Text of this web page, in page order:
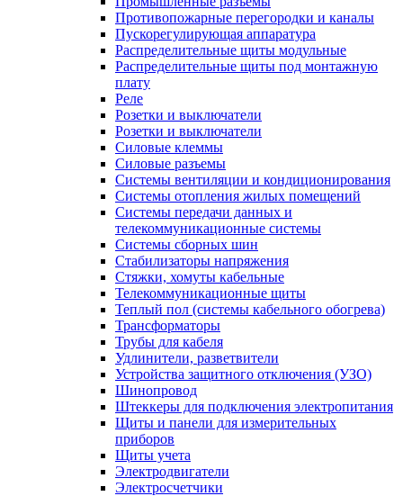
Противопожарные перегородки и каналы
Пускорегулирующая аппаратура
Распределительные щиты модульные
Распределительные щиты под монтажную
плату
Реле
Розетки и выключатели
Розетки и выключатели
Силовые клеммы
Силовые разъемы
Системы вентиляции и кондиционирования
Системы отопления жилых помещений
Системы передачи данных и
телекоммуникационные системы
Системы сборных шин
Стабилизаторы напряжения
Стяжки, хомуты кабельные
Телекоммуникационные щиты
Теплый пол (системы кабельного обогрева)
Трансформаторы
Трубы для кабеля
Удлинители, разветвители
Устройства защитного отключения (УЗО)
Шинопровод
Штеккеры для подключения электропитания
Щиты и панели для измерительных
приборов
Щиты учета
Электродвигатели
Электросчетчики